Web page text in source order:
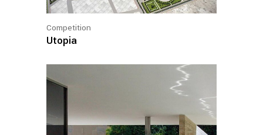
Competition
Utopia